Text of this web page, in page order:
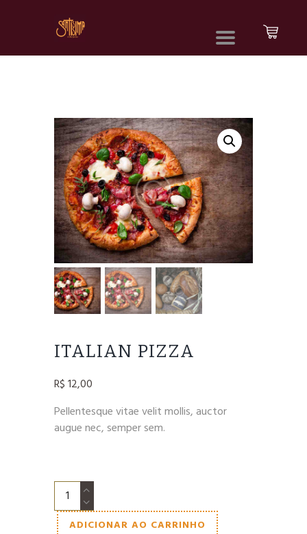
ITALIAN PIZZA
R$12,00
Pellentesque vitae velit mollis, auctor
augue nec, semper sem.
Italian
Pizza
quantidade
ADICIONAR AO CARRINHO